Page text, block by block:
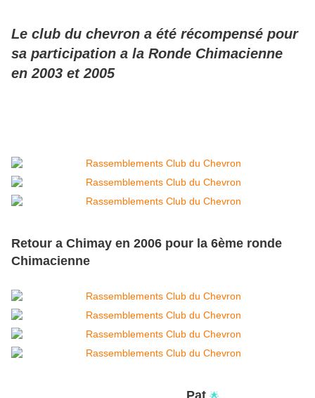
Le club du chevron a été récompensé pour
sa participation a la Ronde Chimacienne
en 2003 et 2005
Retour a Chimay en 2006 pour la 6ème ronde
Chimacienne